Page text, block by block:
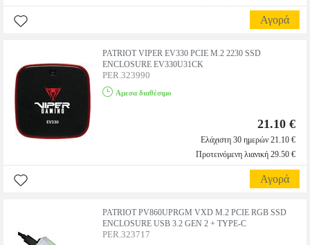
Αγορά
PATRIOT VIPER EV330 PCIE M.2 2230 SSD
ENCLOSURE EV330U31CK
PER.323990
Αμεσα διαθέσιμο
21.10 €
Ελάχιστη 30 ημερών 21.10 €
Προτεινόμενη λιανική 29.50 €
Αγορά
PATRIOT PV860UPRGM VXD M.2 PCIE RGB SSD
ENCLOSURE USB 3.2 GEN 2 + TYPE-C
PER.323717